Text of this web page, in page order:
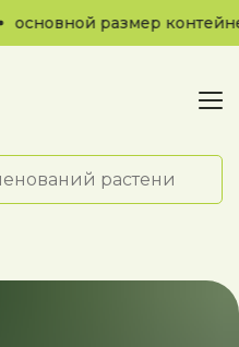
основной размер